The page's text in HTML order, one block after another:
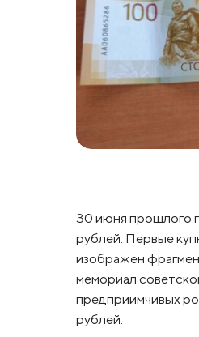
30 июня прошлого
рублей. Первые
изображен
мемориал
предприимчивых
рублей.